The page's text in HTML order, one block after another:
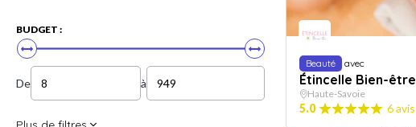
BUDGET :
De à
Beauté avec
Étincelle Bien-être
Haute-Savoie
5.0 6 avis